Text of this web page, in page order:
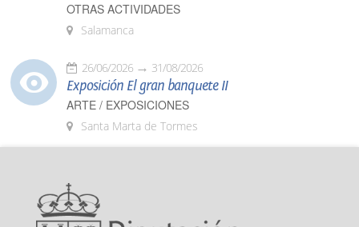
OTRAS ACTIVIDADES
Salamanca
26/06/2026 31/08/2026
Exposición El gran banquete II
ARTE / EXPOSICIONES
Santa Marta de Tormes